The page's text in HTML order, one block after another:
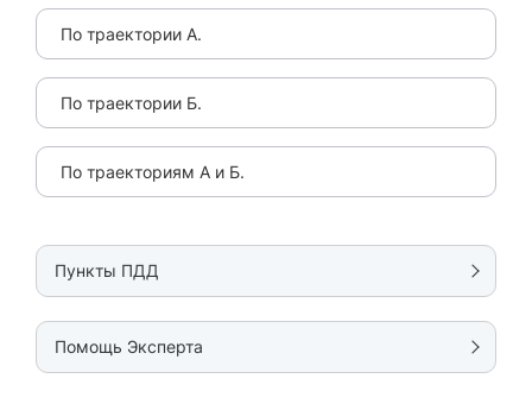
По траектории А.
По траектории Б.
По траекториям А и Б.
Пункты ПДД
Помощь Эксперта